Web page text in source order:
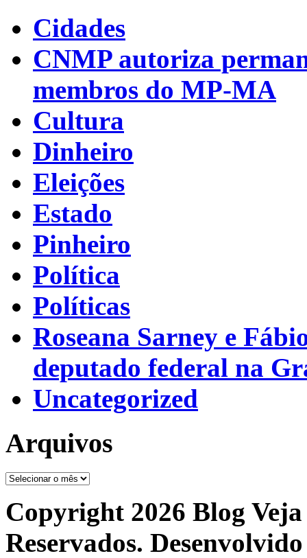
Cidades
CNMP autoriza
membros do MP-MA
Cultura
Dinheiro
Eleições
Estado
Pinheiro
Política
Políticas
Roseana Sarney e
deputado federal na
Uncategorized
Arquivos
Arquivos
Copyright 2026 Blog
Reservados.